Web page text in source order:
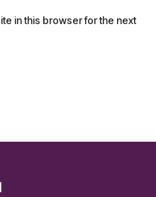
in this browser for the next